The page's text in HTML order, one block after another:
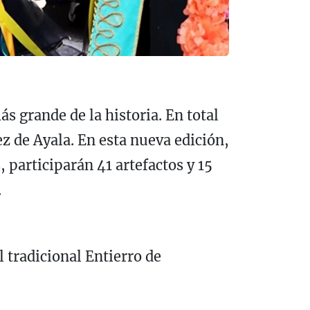
grande de la historia. En total
de Ayala. En esta nueva edición,
participarán 41 artefactos y 15
tradicional Entierro de